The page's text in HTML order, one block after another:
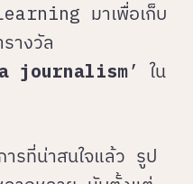
มาเพื่อเก็บ
างวัล
journalism’ ใน
ารที่น่าสนใจแล้ว รูป